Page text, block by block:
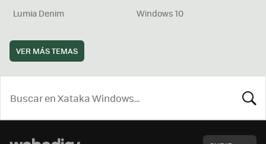
Lumia Denim
Windows 10
VER MÁS TEMAS